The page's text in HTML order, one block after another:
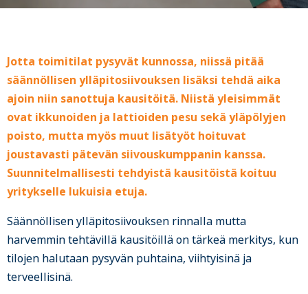
Jotta toimitilat pysyvät kunnossa, niissä pitää
säännöllisen ylläpitosiivouksen lisäksi tehdä aika
ajoin niin sanottuja kausitöitä. Niistä yleisimmät
ovat ikkunoiden ja lattioiden pesu sekä yläpölyjen
poisto, mutta myös muut lisätyöt hoituvat
joustavasti pätevän siivouskumppanin kanssa.
Suunnitelmallisesti tehdyistä kausitöistä koituu
yritykselle lukuisia etuja.
Säännöllisen ylläpitosiivouksen rinnalla mutta
harvemmin tehtävillä kausitöillä on tärkeä merkitys, kun
tilojen halutaan pysyvän puhtaina, viihtyisinä ja
terveellisinä.